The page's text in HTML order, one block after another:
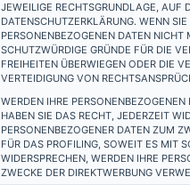
JEWEILIGE RECHTSGRUNDLAGE, AUF
DATENSCHUTZERKLÄRUNG. WENN
PERSONENBEZOGENEN DATEN
SCHUTZWÜRDIGE GRÜNDE FÜR DIE
FREIHEITEN ÜBERWIEGEN ODER DIE
VERTEIDIGUNG VON
WERDEN IHRE
HABEN SIE DAS RECHT, JEDERZEIT
PERSONENBEZOGENER DATEN ZUM
FÜR DAS PROFILING, SOWEIT ES MIT
WIDERSPRECHEN, WERDEN IHRE
ZWECKE DER DIREKTWERBUNG